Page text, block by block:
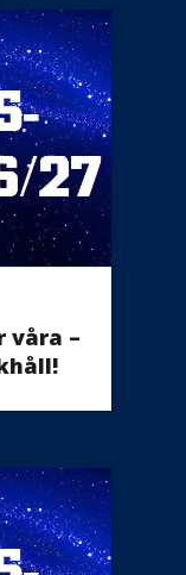
våra –